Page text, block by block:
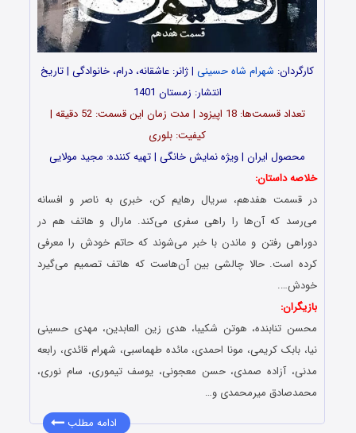
کارگردان: شهرام شاه حسینی | ژانر: عاشقانه، درام، خانوادگی | تاریخ
انتشار: زمستان 1401
تعداد قسمت‌ها: 18 اپیزود | مدت زمان این قسمت: 52 دقیقه |
کیفیت: بلوری
محصول ایران | ویژه نمایش خانگی | تهیه کننده: مجید مولایی
خلاصه داستان:
در قسمت هفدهم، سریال رهایم کن، خبری به ناصر و افسانه
می‌رسد که آن‌ها را راهی سفری می‌کند. مارال و هاتف هم در
دوراهی رفتن و ماندن با خبر می‌شوند که حاتم خودش را معرفی
کرده است. حالا چالشی بین آن‌هاست که هاتف تصمیم می‌گیرد
خودش….
بازیگران:
محسن تنابنده، هوتن شکیبا، هدی زین العابدین، مهدی حسینی
نیا، بابک کریمی، مونا احمدی، مائده طهماسبی، شهرام قائدی، رابعه
مدنی، آزاده صمدی، حسن معجونی، یوسف تیموری، سام نوری،
محمدصادق میرمحمدی و…
ادامه مطلب